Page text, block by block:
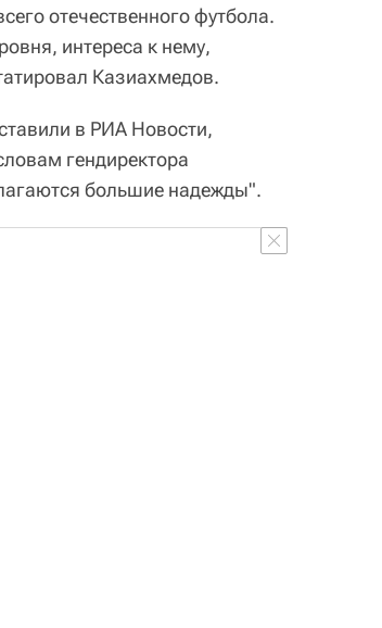
отечественного футбола.
интереса к нему,
Казиахмедов.
в РИА Новости,
гендиректора
большие надежды".